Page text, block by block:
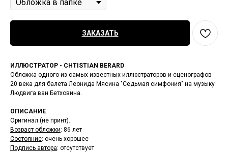
ЗАКАЗАТЬ
ИЛЛЮСТРАТОР - CHTISTIAN BERARD
Обложка одного из самых известных иллюстраторов и сценографов
20 века для балета Леонида Мясина "Седьмая симфония" на музыку
Людвига ван Бетховина.
ОПИСАНИЕ
Оригинал (не принт).
Возраст обложки: 86 лет
Состояние: очень хорошее
Подпись автора: отсутствует